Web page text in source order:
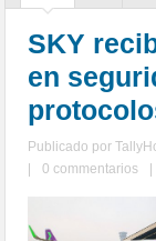
SKY
en
Publicado por
0 commentarios